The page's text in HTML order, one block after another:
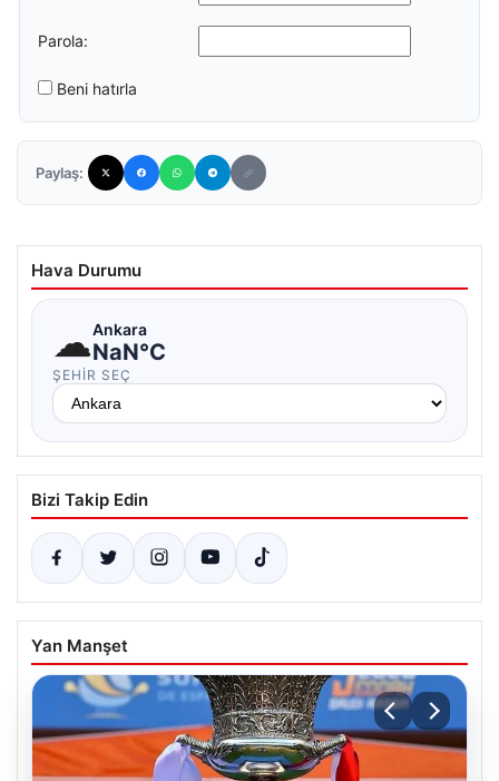
Parola:
Beni hatırla
Paylaş:
Hava Durumu
☁Ankara
NaN°C
ŞEHIR SEÇ
Bizi Takip Edin
Yan Manşet